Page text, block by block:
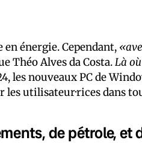
énergie. Cependant,
Théo Alves da Costa.Là
les nouveaux PC de
les utilisateur·rices dans
de pétrole, et